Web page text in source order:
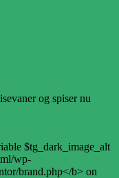
og spiser nu